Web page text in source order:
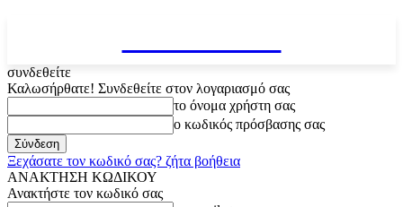
συνδεθείτε
Καλωσήρθατε! Συνδεθείτε στον λογαριασμό σας
το όνομα χρήστη σας
ο κωδικός πρόσβασης σας
Ξεχάσατε τον κωδικό σας? ζήτα βοήθεια
ΑΝΑΚΤΗΣΗ ΚΩΔΙΚΟΥ
Ανακτήστε τον κωδικό σας